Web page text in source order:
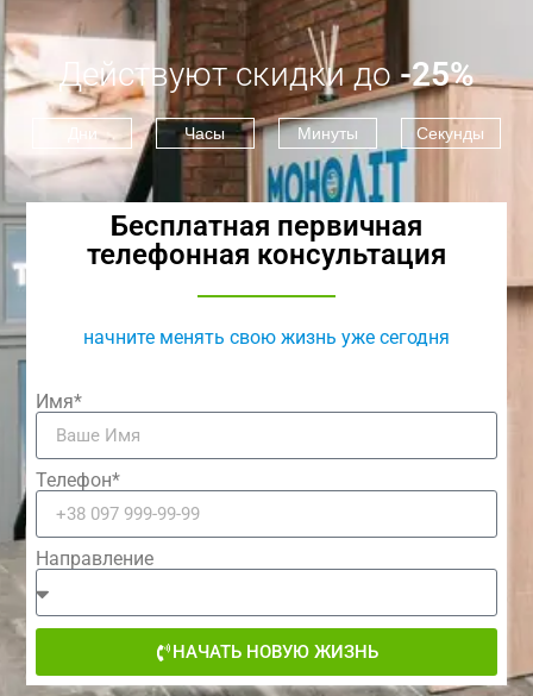
Действуют скидки до -25%
Дни Часы Минуты Секунды
Бесплатная первичная
телефонная консультация
начните менять свою жизнь уже сегодня
Имя*
Телефон*
Направление
НАЧАТЬ НОВУЮ ЖИЗНЬ